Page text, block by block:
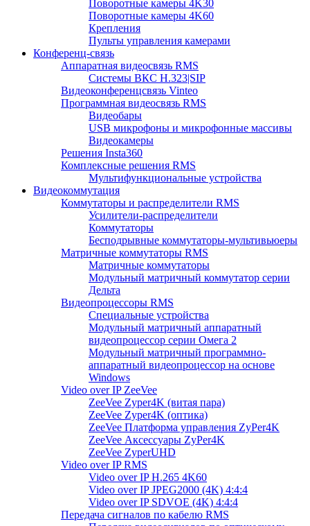
Поворотные камеры 4K30
Поворотные камеры 4K60
Крепления
Пульты управления камерами
Конференц-связь
Аппаратная видеосвязь RMS
Системы ВКС H.323|SIP
Видеоконференцсвязь Vinteo
Программная видеосвязь RMS
Видеобары
USB микрофоны и микрофонные массивы
Видеокамеры
Решения Insta360
Комплексные решения RMS
Мультифункциональные устройства
Видеокоммутация
Коммутаторы и распределители RMS
Усилители-распределители
Коммутаторы
Бесподрывные коммутаторы-мультивьюеры
Матричные коммутаторы RMS
Матричные коммутаторы
Модульный матричный коммутатор серии
Дельта
Видеопроцессоры RMS
Специальные устройства
Модульный матричный аппаратный
видеопроцессор серии Омега 2
Модульный матричный программно-
аппаратный видеопроцессор на основе
Windows
Video over IP ZeeVee
ZeeVee Zyper4K (витая пара)
ZeeVee Zyper4K (оптика)
ZeeVee Платформа управления ZyPer4K
ZeeVee Аксессуары ZyPer4K
ZeeVee ZyperUHD
Video over IP RMS
Video over IP H.265 4K60
Video over IP JPEG2000 (4K) 4:4:4
Video over IP SDVOE (4K) 4:4:4
Передача сигналов по кабелю RMS